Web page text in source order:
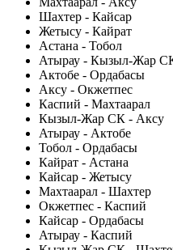
Шахтер - Кайсар
Жетысу - Кайрат
Астана - Тобол
Атырау - Кызыл-Жар
Актобе - Ордабасы
Аксу - Окжетпес
Каспий - Махтаарал
Кызыл-Жар СК - Аксу
Атырау - Актобе
Тобол - Ордабасы
Кайрат - Астана
Кайсар - Жетысу
Махтаарал - Шахтер
Окжетпес - Каспий
Кайсар - Ордабасы
Атырау - Каспий